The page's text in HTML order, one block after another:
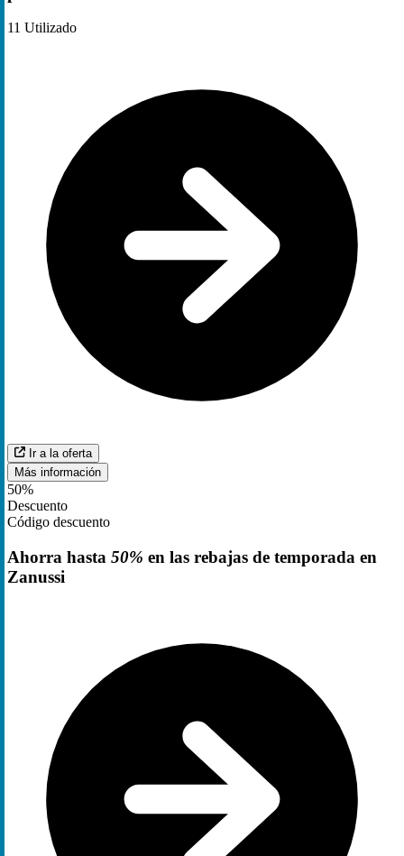
11 Utilizado
Ir a la oferta
Más información
50%
Descuento
Código descuento
Ahorra hasta 50% en las rebajas de temporada en
Zanussi